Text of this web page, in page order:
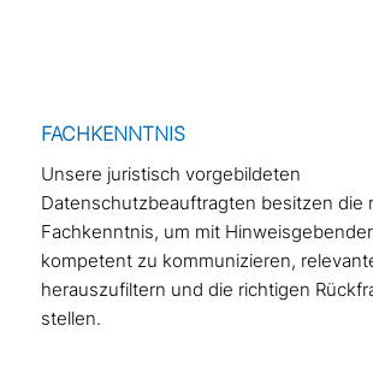
FACHKENNTNIS
Unsere juristisch vorgebildeten
Datenschutzbeauftragten besitzen die
Fachkenntnis, um mit
kompetent zu kommunizieren,
herauszufiltern und die richtigen
stellen.